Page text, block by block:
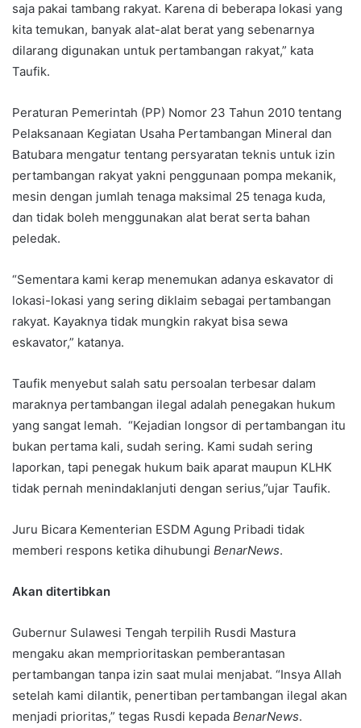
saja pakai tambang rakyat. Karena di beberapa lokasi yang
kita temukan, banyak alat-alat berat yang sebenarnya
dilarang digunakan untuk pertambangan rakyat,” kata
Taufik.
Peraturan Pemerintah (PP) Nomor 23 Tahun 2010 tentang
Pelaksanaan Kegiatan Usaha Pertambangan Mineral dan
Batubara mengatur tentang persyaratan teknis untuk izin
pertambangan rakyat yakni penggunaan pompa mekanik,
mesin dengan jumlah tenaga maksimal 25 tenaga kuda,
dan tidak boleh menggunakan alat berat serta bahan
peledak.
“Sementara kami kerap menemukan adanya eskavator di
lokasi-lokasi yang sering diklaim sebagai pertambangan
rakyat. Kayaknya tidak mungkin rakyat bisa sewa
eskavator,” katanya.
Taufik menyebut salah satu persoalan terbesar dalam
maraknya pertambangan ilegal adalah penegakan hukum
yang sangat lemah. “Kejadian longsor di pertambangan itu
bukan pertama kali, sudah sering. Kami sudah sering
laporkan, tapi penegak hukum baik aparat maupun KLHK
tidak pernah menindaklanjuti dengan serius,”ujar Taufik.
Juru Bicara Kementerian ESDM Agung Pribadi tidak
memberi respons ketika dihubungi BenarNews.
Akan ditertibkan
Gubernur Sulawesi Tengah terpilih Rusdi Mastura
mengaku akan memprioritaskan pemberantasan
pertambangan tanpa izin saat mulai menjabat. “Insya Allah
setelah kami dilantik, penertiban pertambangan ilegal akan
menjadi prioritas,” tegas Rusdi kepada BenarNews.